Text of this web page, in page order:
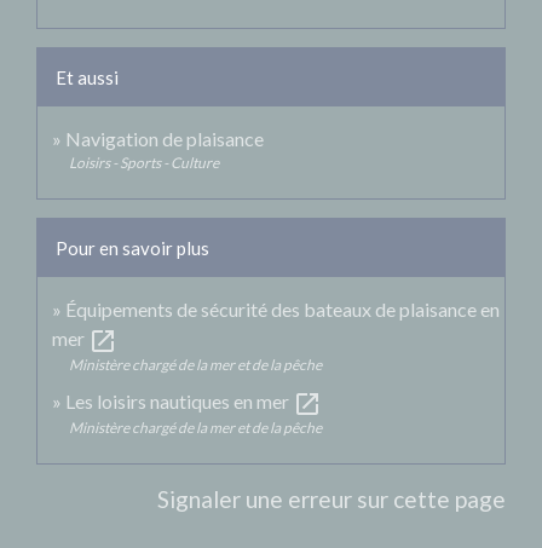
Et aussi
Navigation de plaisance
Loisirs - Sports - Culture
Pour en savoir plus
Équipements de sécurité des bateaux de plaisance en
mer open_in_new
Ministère chargé de la mer et de la pêche
Les loisirs nautiques en mer open_in_new
Ministère chargé de la mer et de la pêche
Signaler une erreur sur cette page